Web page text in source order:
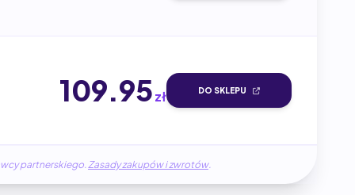
109.95zł DO SKLEPU
partnerskiego.Zasady zakupów i zwrotów.